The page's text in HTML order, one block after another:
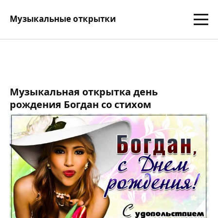
Музыкальные открытки
Музыкальная открытка день
рождения Богдан со стихом